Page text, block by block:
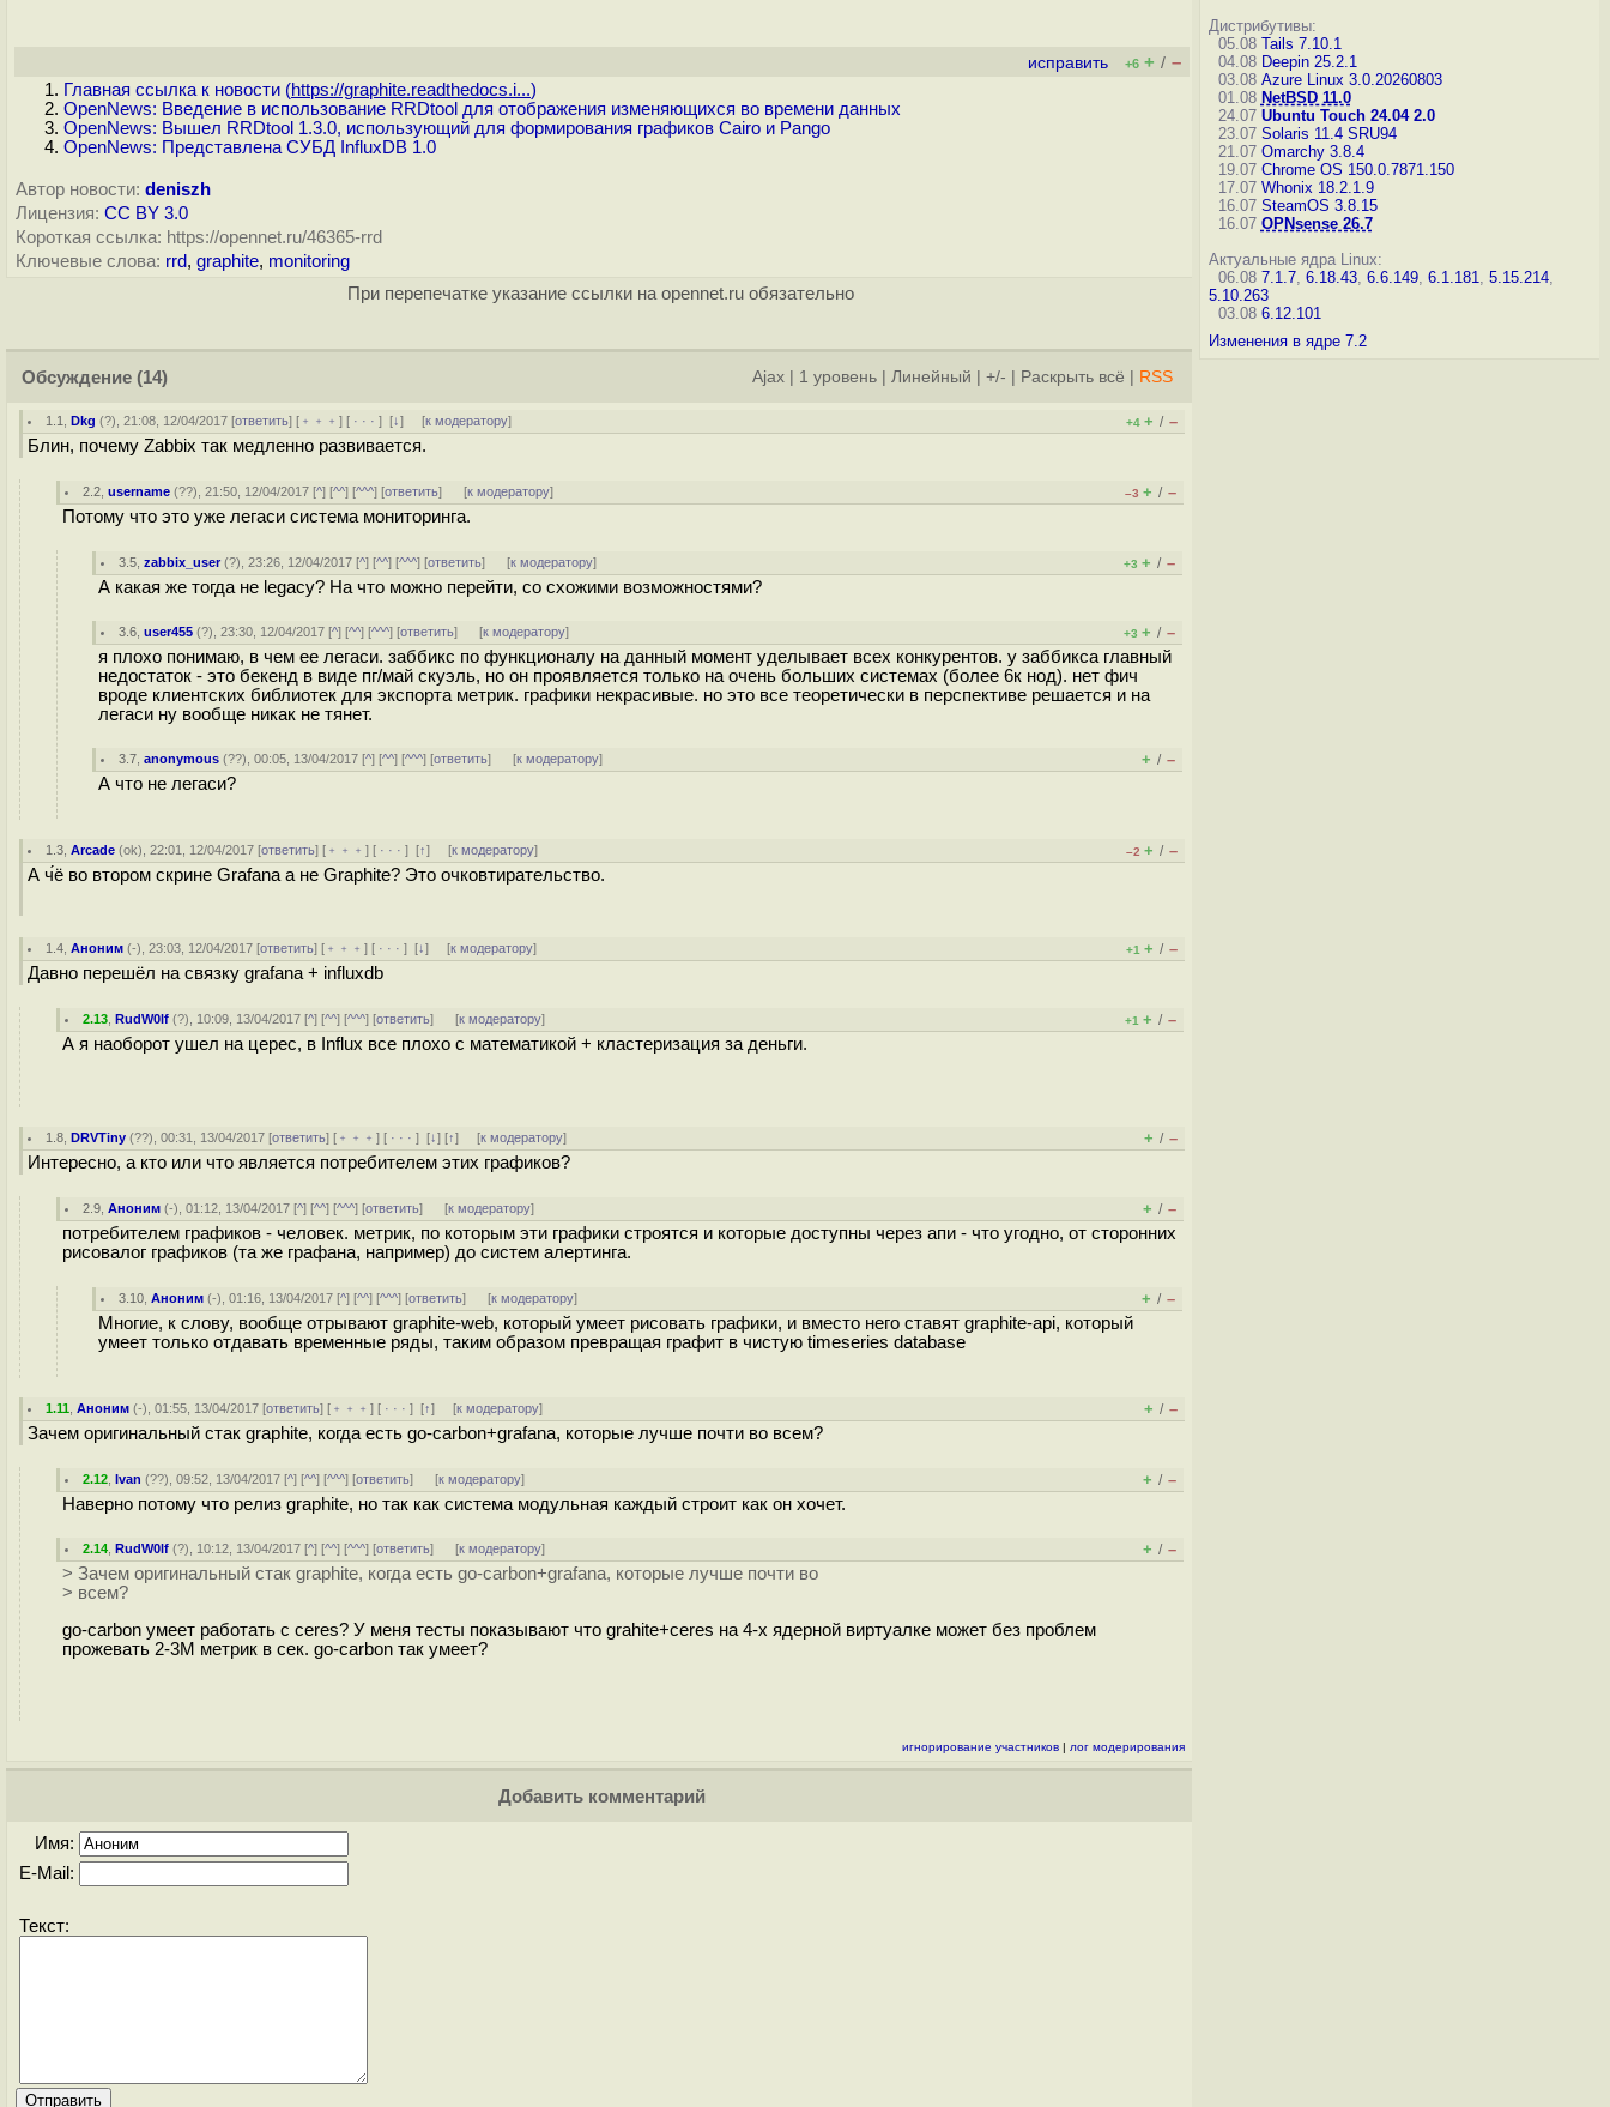
исправить +6 + / –
Главная ссылка к новости (https://graphite.readthedocs.i...)
OpenNews: Введение в использование RRDtool для отображения изменяющихся во времени данных
OpenNews: Вышел RRDtool 1.3.0, использующий для формирования графиков Cairo и Pango
OpenNews: Представлена СУБД InfluxDB 1.0
Автор новости: deniszh
Лицензия: CC BY 3.0
Короткая ссылка: https://opennet.ru/46365-rrd
Ключевые слова: rrd, graphite, monitoring
При перепечатке указание ссылки на opennet.ru обязательно
Обсуждение (14) Ajax 1 уровень Линейный +/- Раскрыть всё RSS
1.1 ,Dkg (?), 21:08, 12/04/2017 [ответить] [ ﹢﹢﹢] [ · · ·][↓] [к модератору] +4 + / –
Блин, почему Zabbix так медленно развивается.
2.2 ,username (??), 21:50, 12/04/2017 [^] [^^] [^^^] [ответить] [к модератору] –3 + / –
Потому что это уже легаси система мониторинга.
3.5 ,zabbix_user(?), 23:26, 12/04/2017 [^] [^^] [^^^] [ответить] [к модератору] +3 + / –
А какая же тогда не legacy? На что можно перейти, со схожими возможностями?
3.6 ,user455 (?), 23:30, 12/04/2017 [^] [^^] [^^^] [ответить] [к модератору] +3 + / –
я плохо понимаю, в чем ее легаси. заббикс по функционалу на данный момент уделывает всех конкурентов. у заббикса главный
недостаток - это бекенд в виде пг/май скуэль, но он проявляется только на очень больших системах (более 6к нод). нет фич
вроде клиентских библиотек для экспорта метрик. графики некрасивые. но это все теоретически в перспективе решается и на
легаси ну вообще никак не тянет.
3.7 ,anonymous (??), 00:05, 13/04/2017 [^] [^^] [^^^] [ответить] [к модератору] + / –
А что не легаси?
1.3 ,Arcade (ok), 22:01, 12/04/2017 [ответить] [ ﹢﹢﹢] [ · · ·][↑] [к модератору] –2 + / –
А ч́ё во втором скрине Grafana а не Graphite? Это очковтирательство.
1.4 ,Аноним (-), 23:03, 12/04/2017 [ответить] [ ﹢﹢﹢] [ · · ·][↓] [к модератору] +1 + / –
Давно перешёл на связку grafana + influxdb
2.13 ,RudW0lf (?), 10:09, 13/04/2017 [^] [^^] [^^^] [ответить] [к модератору] +1 + / –
А я наоборот ушел на церес, в Influx все плохо с математикой + кластеризация за деньги.
1.8 ,DRVTiny (??), 00:31, 13/04/2017 [ответить] [ ﹢﹢﹢] [ · · ·][↓] [↑] [к модератору] + / –
Интересно, а кто или что является потребителем этих графиков?
2.9 ,Аноним (-), 01:12, 13/04/2017 [^] [^^] [^^^] [ответить] [к модератору] + / –
потребителем графиков - человек. метрик, по которым эти графики строятся и которые доступны через апи - что угодно, от сторонних
рисовалог графиков (та же графана, например) до систем алертинга.
3.10 ,Аноним (-), 01:16, 13/04/2017 [^] [^^] [^^^] [ответить] [к модератору] + / –
Многие, к слову, вообще отрывают graphite-web, который умеет рисовать графики, и вместо него ставят graphite-api, который
умеет только отдавать временные ряды, таким образом превращая графит в чистую timeseries database
1.11 ,Аноним (-), 01:55, 13/04/2017 [ответить] [ ﹢﹢﹢] [ · · ·][↑] [к модератору] + / –
Зачем оригинальный стак graphite, когда есть go-carbon+grafana, которые лучше почти во всем?
2.12 ,Ivan (??), 09:52, 13/04/2017 [^] [^^] [^^^] [ответить] [к модератору] + / –
Наверно потому что релиз graphite, но так как система модульная каждый строит как он хочет.
2.14 ,RudW0lf (?), 10:12, 13/04/2017 [^] [^^] [^^^] [ответить] [к модератору] + / –
> Зачем оригинальный стак graphite, когда есть go-carbon+grafana, которые лучше почти во
> всем?
go-carbon умеет работать с ceres? У меня тесты показывают что grahite+ceres на 4-х ядерной виртуалке может без проблем
прожевать 2-3M метрик в сек. go-carbon так умеет?
игнорирование участников | лог модерирования
Добавить комментарий
Имя:
E-Mail:
Текст:
Дистрибутивы:
05.08 Tails 7.10.1
04.08 Deepin 25.2.1
03.08 Azure Linux 3.0.20260803
01.08 NetBSD 11.0
24.07 Ubuntu Touch 24.04 2.0
23.07 Solaris 11.4 SRU94
21.07 Omarchy 3.8.4
19.07 Chrome OS 150.0.7871.150
17.07 Whonix 18.2.1.9
16.07 SteamOS 3.8.15
16.07 OPNsense 26.7
Актуальные ядра Linux:
06.08 7.1.7, 6.18.43, 6.6.149, 6.1.181, 5.15.214,
5.10.263
03.08 6.12.101
Изменения в ядре 7.2